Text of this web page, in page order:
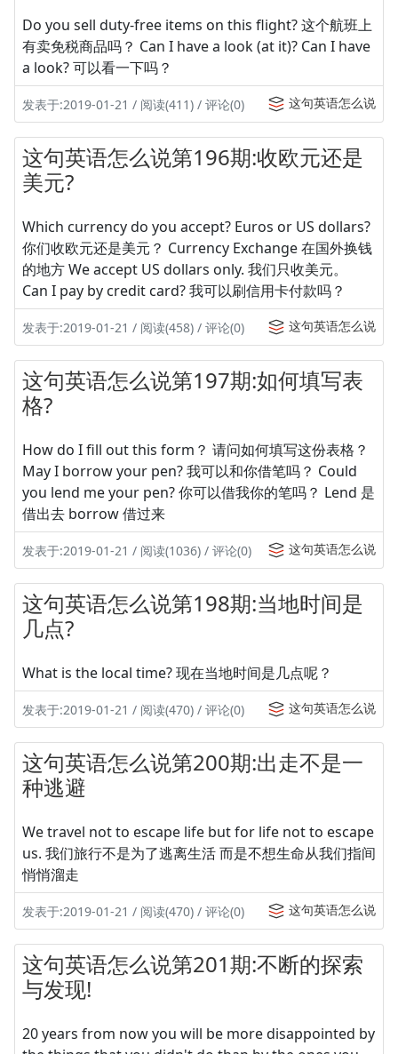
Do you sell duty-free items on this flight? 这个航班上
有卖免税商品吗？ Can I have a look (at it)? Can I have
a look? 可以看一下吗？
发表于:2019-01-21 / 阅读(411) / 评论(0) 这句英语怎么说
这句英语怎么说第196期:收欧元还是
美元?
Which currency do you accept? Euros or US dollars?
你们收欧元还是美元？ Currency Exchange 在国外换钱
的地方 We accept US dollars only. 我们只收美元。
Can I pay by credit card? 我可以刷信用卡付款吗？
发表于:2019-01-21 / 阅读(458) / 评论(0) 这句英语怎么说
这句英语怎么说第197期:如何填写表
格?
How do I fill out this form？ 请问如何填写这份表格？
May I borrow your pen? 我可以和你借笔吗？ Could
you lend me your pen? 你可以借我你的笔吗？ Lend 是
借出去 borrow 借过来
发表于:2019-01-21 / 阅读(1036) / 评论(0) 这句英语怎么说
这句英语怎么说第198期:当地时间是
几点?
What is the local time? 现在当地时间是几点呢？
发表于:2019-01-21 / 阅读(470) / 评论(0) 这句英语怎么说
这句英语怎么说第200期:出走不是一
种逃避
We travel not to escape life but for life not to escape
us. 我们旅行不是为了逃离生活 而是不想生命从我们指间
悄悄溜走
发表于:2019-01-21 / 阅读(470) / 评论(0) 这句英语怎么说
这句英语怎么说第201期:不断的探索
与发现!
20 years from now you will be more disappointed by